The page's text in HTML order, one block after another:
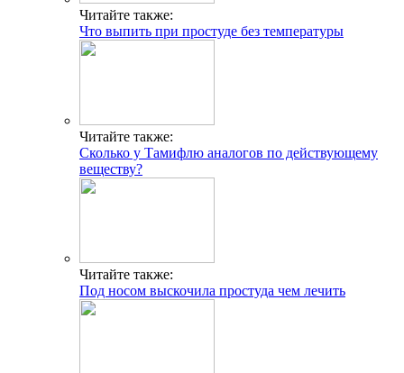
Читайте также:
Что выпить при простуде без температуры
Читайте также:
Сколько у Тамифлю аналогов по действующему
веществу?
Читайте также:
Под носом выскочила простуда чем лечить